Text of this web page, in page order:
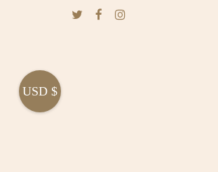
USD $